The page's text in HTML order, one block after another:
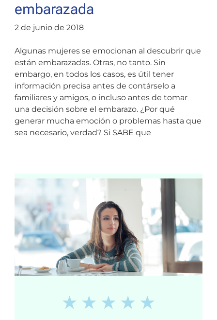
embarazada
2 de junio de 2018
Algunas mujeres se emocionan al descubrir que
están embarazadas. Otras, no tanto. Sin
embargo, en todos los casos, es útil tener
información precisa antes de contárselo a
familiares y amigos, o incluso antes de tomar
una decisión sobre el embarazo. ¿Por qué
generar mucha emoción o problemas hasta que
sea necesario, verdad? Si SABE que